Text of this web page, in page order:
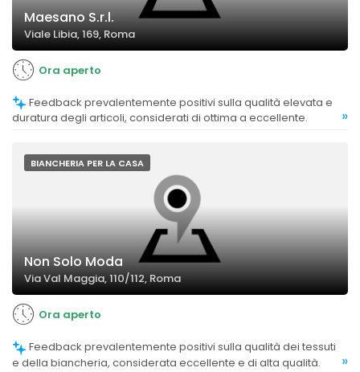
Maesano S.r.l.
Viale Libia, 169, Roma
Ora aperto
duratura degli articoli, considerati di ottima a eccellente.
»
BIANCHERIA PER LA CASA
Non Solo Moda
Via Val Maggia, 110/112, Roma
Ora aperto
e della biancheria, considerata eccellente e di alta qualità.
»